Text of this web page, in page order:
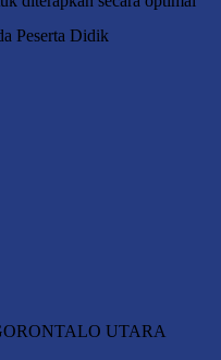
Peserta Didik
UTARA